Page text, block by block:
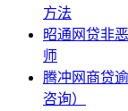
方法
昭通网贷非
师
腾冲网商贷
咨询）